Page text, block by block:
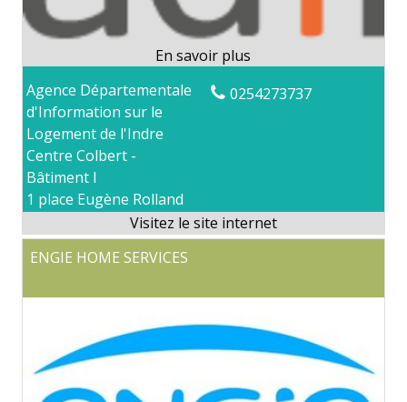
Agence Départementale
d'Information sur le
Logement de l'Indre
Centre Colbert -
Bâtiment I
1 place Eugène Rolland
36000 CHATEAUROUX
0254273737
ENGIE HOME SERVICES